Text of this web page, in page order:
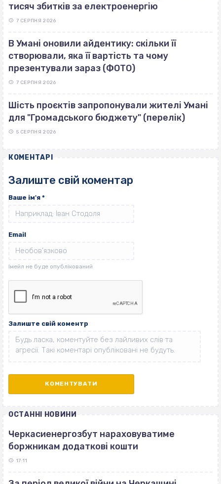
тисяч збитків за електроенергію
7 СЕРПНЯ 2026
В Умані оновили айдентику: скільки її
створювали, яка її вартість та чому
презентували зараз (ФОТО)
7 СЕРПНЯ 2026
Шість проєктів запропонували жителі Умані
для "Громадського бюджету" (перелік)
5 СЕРПНЯ 2026
КОМЕНТАРІ
Залиште свій коментар
Ваше ім'я *
Email
Залиште свій коментр
ОСТАННІ НОВИНИ
Черкасиенергозбут нараховуватиме
боржникам додаткові кошти
17:11